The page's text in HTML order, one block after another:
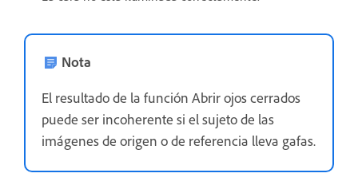
Nota
El resultado de la función Abrir ojos cerrados
puede ser incoherente si el sujeto de las
imágenes de origen o de referencia lleva gafas.